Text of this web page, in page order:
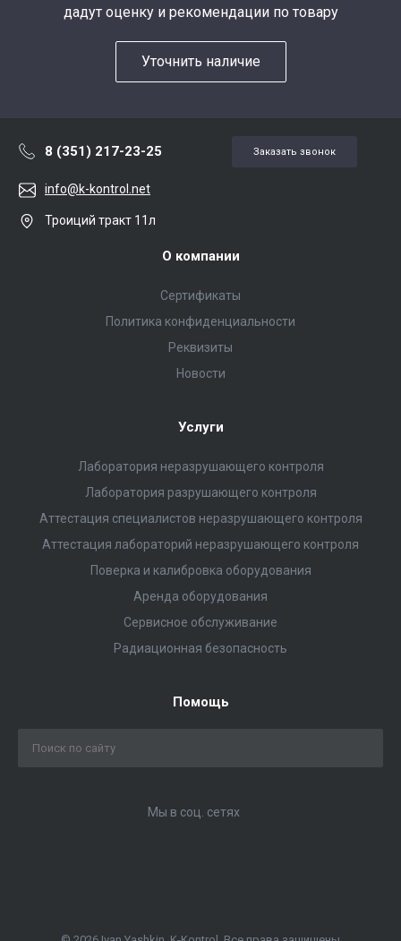
дадут оценку и рекомендации по товару
Уточнить наличие
8 (351) 217-23-25 Заказать звонок
info@k-kontrol.net
Троиций тракт 11л
О компании
Сертификаты
Политика конфиденциальности
Реквизиты
Новости
Услуги
Лаборатория неразрушающего контроля
Лаборатория разрушающего контроля
Аттестация специалистов неразрушающего контроля
Аттестация лабораторий неразрушающего контроля
Поверка и калибровка оборудования
Аренда оборудования
Сервисное обслуживание
Радиационная безопасность
Помощь
Мы в соц. сетях